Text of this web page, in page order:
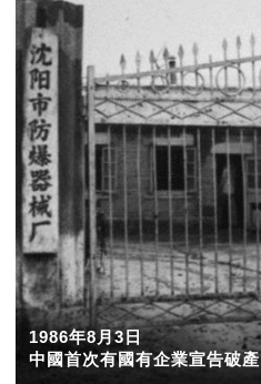
1986年8月3日
中國首次有國有企業宣告破產